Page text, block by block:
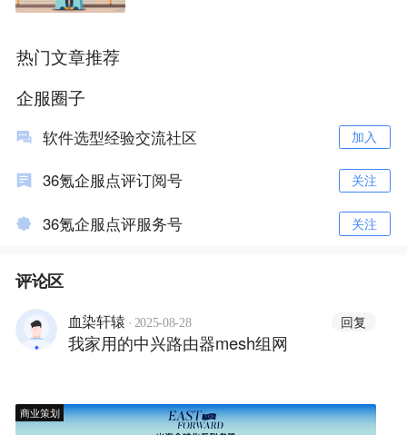
热门文章推荐
企服圈子
软件选型经验交流社区 加入
36氪企服点评订阅号 关注
36氪企服点评服务号 关注
评论区
血染轩辕 · 2025-08-28 回复
我家用的中兴路由器mesh组网
商业策划